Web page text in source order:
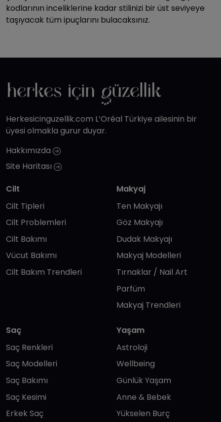
kodlarının inceliklerine kadar stilinizi bir üst seviyeye
taşıyacak tüm ipuçlarını bulacaksınız.
Herkesicinguzellik.com L’Oréal Türkiye ailesinin bir
üyesi olmakla gurur duyar.
Hakkımızda
Site Haritası
Cilt
Cilt Tipleri
Cilt Problemleri
Cilt Bakımı
Vücut Bakımı
Cilt Bakım Trendleri
Makyaj
Ten Makyajı
Göz Makyajı
Dudak Makyajı
Makyaj Modelleri
Tırnaklar / Nail Art
Parfüm
Makyaj Trendleri
Saç
Saç Renkleri
Saç Modelleri
Saç Bakımı
Saç Kesimi
Erkek Saç
Yaşam
Astroloji
Wellbeing
Günlük Yaşam
Anne & Bebek
Yükselen Burç